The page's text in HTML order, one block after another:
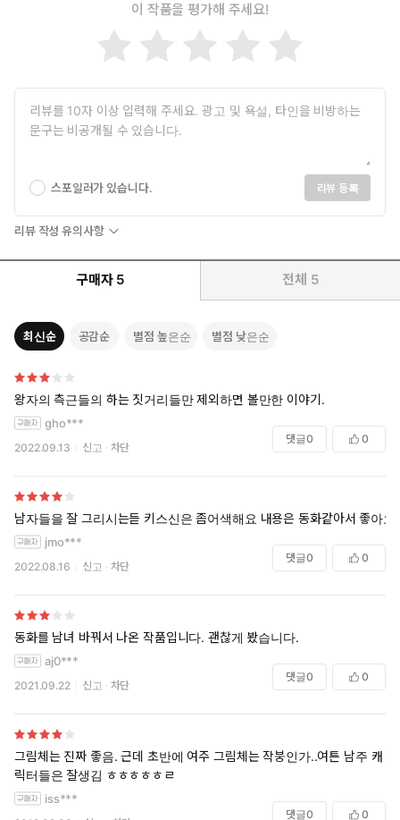
이 작품을 평가해 주세요!
스포일러가 있습니다. 리뷰 등록
리뷰 작성 유의사항
구매자 5 전체 5
최신순 공감순 별점 높은순 별점 낮은순
왕자의 측근들의 하는 짓거리들만 제외하면 볼만한 이야기.
gho***
2022.09.13 신고 차단
댓글0 0
남자들을 잘 그리시는듣 키스신은 좀어색해요 내용은 동화같아서 좋아요
jmo***
2022.08.16 신고 차단
댓글0 0
동화를 남녀 바꿔서 나온 작품입니다. 괜찮게 봤습니다.
aj0***
2021.09.22 신고 차단
댓글0 0
그림체는 진짜 좋음. 근데 초반에 여주 그림체는 작붕인가..여튼 남주 캐
릭터들은 잘생김 ㅎㅎㅎㅎㅎㄹ
iss***
댓글0 0